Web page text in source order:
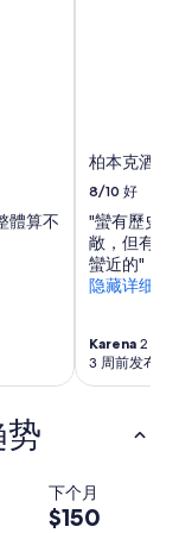
體算不
柏本克酒店
8/10 好
"蠻有歷史
敞，但有點
蠻近的"
隐藏详细信
Karena 2 晚
3 周前发布
下个月
$150